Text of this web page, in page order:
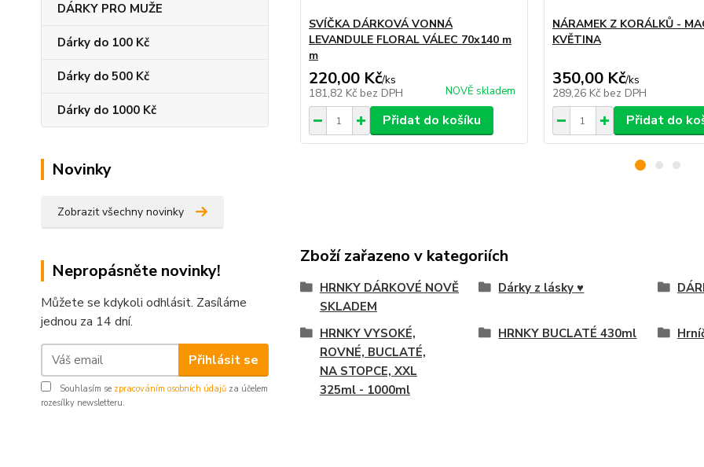
DÁRKY PRO MUŽE
Dárky do 100 Kč
Dárky do 500 Kč
Dárky do 1000 Kč
Novinky
Zobrazit všechny novinky
Nepropásněte novinky!
Můžete se kdykoli odhlásit. Zasíláme
jednou za 14 dní.
Přihlásit se
Souhlasím se zpracováním osobních údajů za účelem
rozesílky newsletteru.
SVÍČKA DÁRKOVÁ VONNÁ
LEVANDULE FLORAL VÁLEC 70x140 m
m
220,00 Kč/ks
181,82 Kč bez DPH NOVĚ skladem
Přidat do košíku
NÁRAMEK Z KORÁLKŮ -
KVĚTINA
350,00 Kč/ks
289,26 Kč bez DPH
Přidat do
Zboží zařazeno v kategoriích
HRNKY DÁRKOVÉ NOVĚ
SKLADEM
Dárky z lásky ♥
HRNKY VYSOKÉ,
ROVNÉ, BUCLATÉ,
NA STOPCE, XXL
325ml - 1000ml
HRNKY BUCLATÉ 430ml